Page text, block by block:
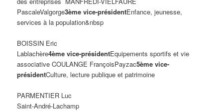
PascaleValgorge3ème vice-présidentEnfance, jeunesse,
services à la population&nbsp
BOISSIN Eric
Lablachère4ème vice-présidentEquipements sportifs et vie
associative COULANGE FrançoisPayzac5ème vice-
présidentCulture, lecture publique et patrimoine
PARMENTIER Luc
Saint-André-Lachamp